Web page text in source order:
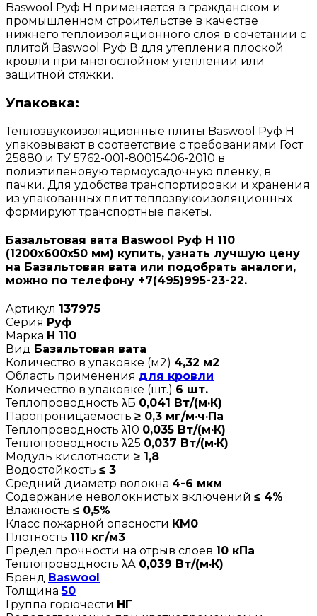
Baswool Руф Н применяется в гражданском и
промышленном строительстве в качестве
нижнего теплоизоляционного слоя в сочетании с
плитой Baswool Руф В для утепления плоской
кровли при многослойном утеплении или
защитной стяжки.
Упаковка:
Теплозвукоизоляционные плиты Baswool Руф Н
упаковывают в соответствие с требованиями Гост
25880 и ТУ 5762-001-80015406-2010 в
полиэтиленовую термоусадочную пленку, в
пачки. Для удобства транспортировки и хранения
из упакованных плит теплозвукоизоляционных
формируют транспортные пакеты.
Базальтовая вата Baswool Руф Н 110
(1200х600х50 мм) купить, узнать лучшую цену
на Базальтовая вата или подобрать аналоги,
можно по телефону +7(495)995-23-22.
Артикул 137975
Серия Руф
Марка Н 110
Вид Базальтовая вата
Количество в упаковке (м2) 4,32 м2
Область применения для кровли
Количество в упаковке (шт.) 6 шт.
Теплопроводность λБ 0,041 Вт/(м·К)
Паропроницаемость ≥ 0,3 мг/м·ч·Па
Теплопроводность λ10 0,035 Вт/(м·К)
Теплопроводность λ25 0,037 Вт/(м·К)
Модуль кислотности ≥ 1,8
Водостойкость ≤ 3
Средний диаметр волокна 4-6 мкм
Содержание неволокнистых включений ≤ 4%
Влажность ≤ 0,5%
Класс пожарной опасности КМ0
Плотность 110 кг/м3
Предел прочности на отрыв слоев 10 кПа
Теплопроводность λА 0,039 Вт/(м·К)
Бренд Baswool
Толщина50
Группа горючести НГ